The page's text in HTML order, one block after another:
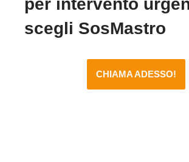
per intervento
scegli SosMastro
CHIAMA ADESSO!